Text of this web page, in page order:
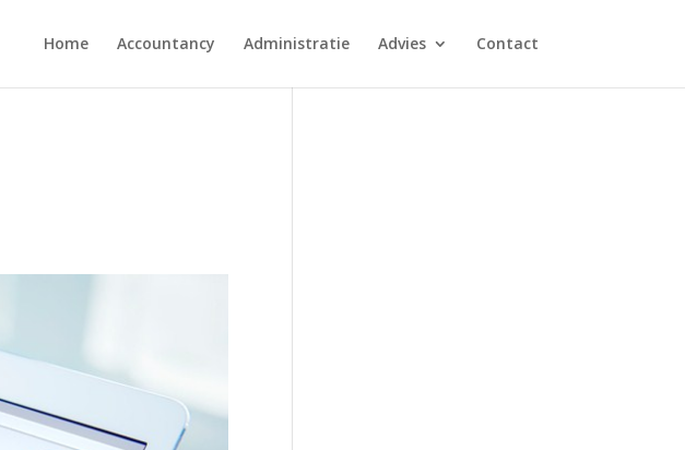
Home Accountancy Administratie Advies Contact